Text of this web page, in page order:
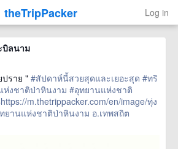
theTripPacker Log in
บิลนาม
ราย " #สัปดาห์นี้สวยสุดและเยอะสุด #ทริ
ห่งชาติป่าหินงาม #อุทยานแห่งชาติ
m.thetrippacker.com/en/image/ทุ่ง
งชาติป่าหินงามอเทพสถิตจ
ยานแห่งชาติป่าหินงาม อ.เทพสถิต